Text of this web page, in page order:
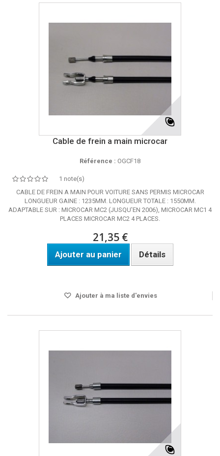
Cable de frein a main microcar
Référence : OGCF18
1 note(s)
CABLE DE FREIN A MAIN POUR VOITURE SANS PERMIS MICROCAR
LONGUEUR GAINE : 1235MM. LONGUEUR TOTALE : 1550MM.
ADAPTABLE SUR : MICROCAR MC2 (JUSQU'EN 2006), MICROCAR MC1 4
PLACES MICROCAR MC2 4 PLACES.
21,35 €
Ajouter au panier Détails
Ajouter à ma liste d'envies